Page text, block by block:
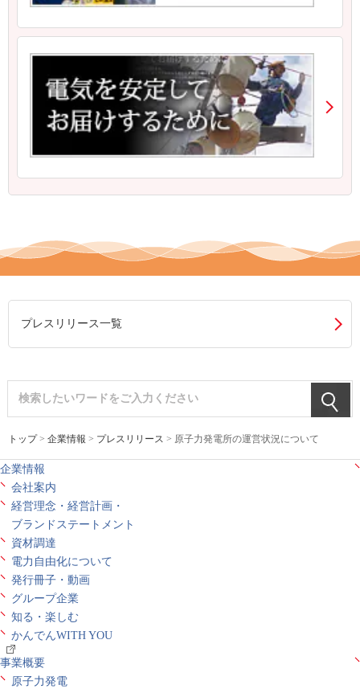
プレスリリース一覧
トップ> 企業情報 > プレスリリース > 原子力発電所の運営状況について
企業情報
会社案内
経営理念・経営計画・
ブランドステートメント
資材調達
電力自由化について
発行冊子・動画
グループ企業
知る・楽しむ
かんでんWITH YOU
事業概要
原子力発電